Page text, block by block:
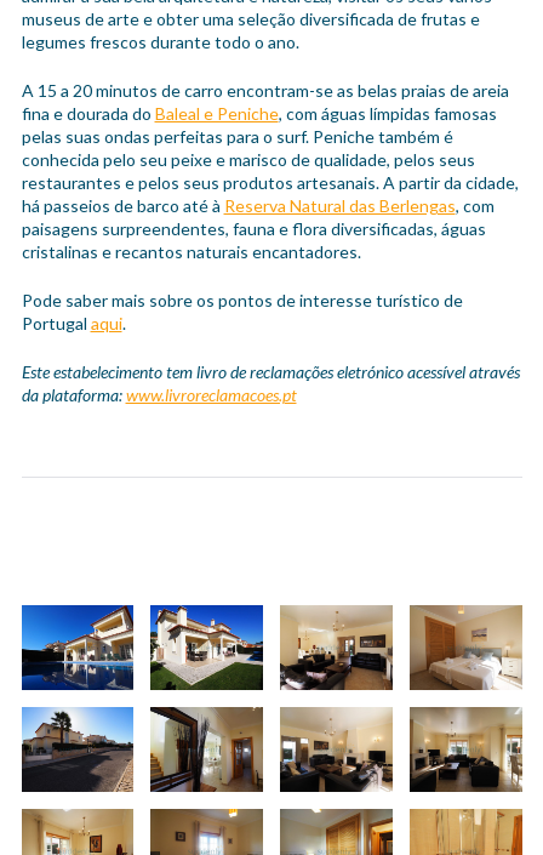
museus de arte e obter uma seleção diversificada de frutas e
legumes frescos durante todo o ano.
A 15 a 20 minutos de carro encontram-se as belas praias de areia
fina e dourada do Baleal e Peniche, com águas límpidas famosas
pelas suas ondas perfeitas para o surf. Peniche também é
conhecida pelo seu peixe e marisco de qualidade, pelos seus
restaurantes e pelos seus produtos artesanais. A partir da cidade,
há passeios de barco até à Reserva Natural das Berlengas, com
paisagens surpreendentes, fauna e flora diversificadas, águas
cristalinas e recantos naturais encantadores.
Pode saber mais sobre os pontos de interesse turístico de
Portugal aqui.
Este estabelecimento tem livro de reclamações eletrónico acessível através
da plataforma:www.livroreclamacoes.pt